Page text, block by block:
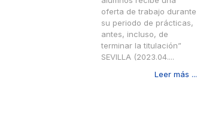
oferta de trabajo durante
su periodo de prácticas,
antes, incluso, de
terminar la titulación”
SEVILLA (2023.04....
Leer más ...